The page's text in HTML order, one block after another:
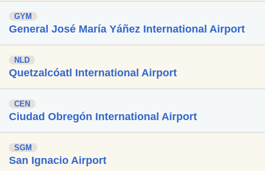
GYM
General José María Yáñez International Airport
NLD
Quetzalcóatl International Airport
CEN
Ciudad Obregón International Airport
SGM
San Ignacio Airport